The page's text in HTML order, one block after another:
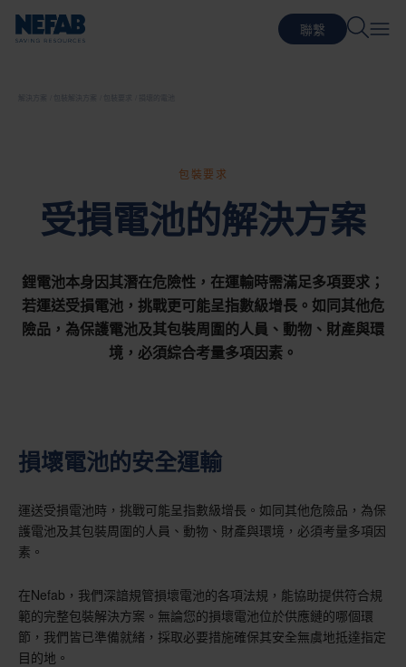
聯繫
包裝要求
受損電池的解決方案
鋰電池本身因其潛在危險性，在運輸時需滿足多項要求；
若運送受損電池，挑戰更可能呈指數級增長。如同其他危
險品，為保護電池及其包裝周圍的人員、動物、財產與環
境，必須綜合考量多項因素。
損壞電池的安全運輸
運送受損電池時，挑戰可能呈指數級增長。如同其他危險品，為保
護電池及其包裝周圍的人員、動物、財產與環境，必須考量多項因
素。
在Nefab，我們深諳規管損壞電池的各項法規，能協助提供符合規
範的完整包裝解決方案。無論您的損壞電池位於供應鏈的哪個環
節，我們皆已準備就緒，採取必要措施確保其安全無虞地抵達指定
目的地。